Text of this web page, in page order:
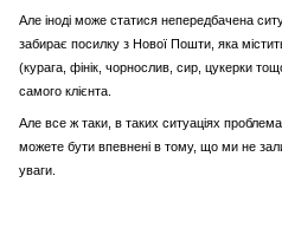
Але іноді може статися непередбачена
забирає посилку з Нової Пошти, яка
(курага, фінік, чорнослив, сир, цукерки
самого клієнта.
Але все ж таки, в таких ситуаціях
можете бути впевнені в тому, що ми не
уваги.